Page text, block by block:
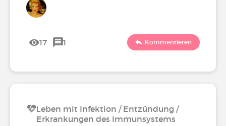
17 1 Kommentieren
Leben mit Infektion / Entzündung /
Erkrankungen des Immunsystems